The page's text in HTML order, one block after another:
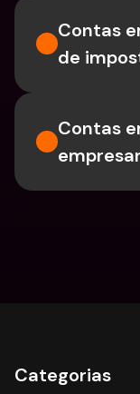
Contas
de
Contas
Categorias